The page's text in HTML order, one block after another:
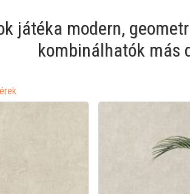
játéka modern,
kombinálhatók más